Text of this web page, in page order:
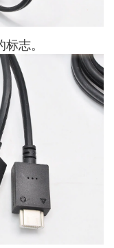
志。